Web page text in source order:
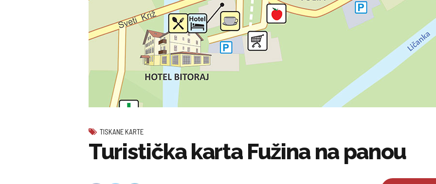
TISKANE KARTE
Turistička karta Fužina na panou